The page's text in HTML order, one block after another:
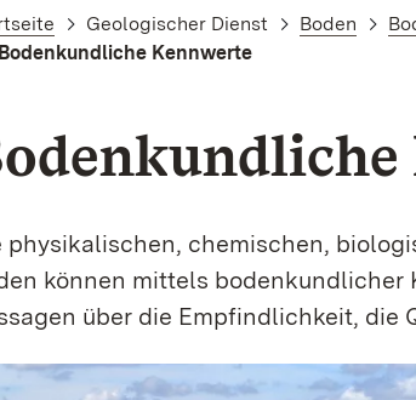
Geologischer Dienst Boden
Bodenkundliche Kennwerte
physikalischen, chemischen,
können mittels
über die Empfind­lichkeit, die